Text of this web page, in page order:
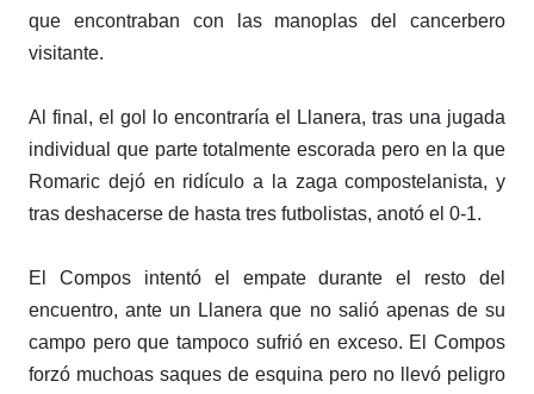
que encontraban con las manoplas del cancerbero
visitante.
Al final, el gol lo encontraría el Llanera, tras una jugada
individual que parte totalmente escorada pero en la que
Romaric dejó en ridículo a la zaga compostelanista, y
tras deshacerse de hasta tres futbolistas, anotó el 0-1.
El Compos intentó el empate durante el resto del
encuentro, ante un Llanera que no salió apenas de su
campo pero que tampoco sufrió en exceso. El Compos
forzó muchoas saques de esquina pero no llevó peligro